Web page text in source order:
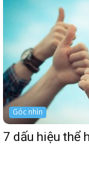
Góc nhìn
7 dấu hiệu thể